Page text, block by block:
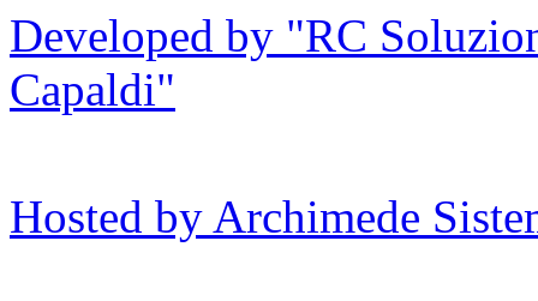
Developed by "RC
Capaldi"
Hosted by Archimede